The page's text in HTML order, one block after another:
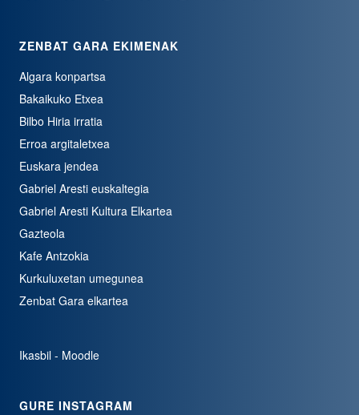
ZENBAT GARA EKIMENAK
Algara konpartsa
Bakaikuko Etxea
Bilbo Hiria irratia
Erroa argitaletxea
Euskara jendea
Gabriel Aresti euskaltegia
Gabriel Aresti Kultura Elkartea
Gazteola
Kafe Antzokia
Kurkuluxetan umegunea
Zenbat Gara elkartea
Ikasbil - Moodle
GURE INSTAGRAM